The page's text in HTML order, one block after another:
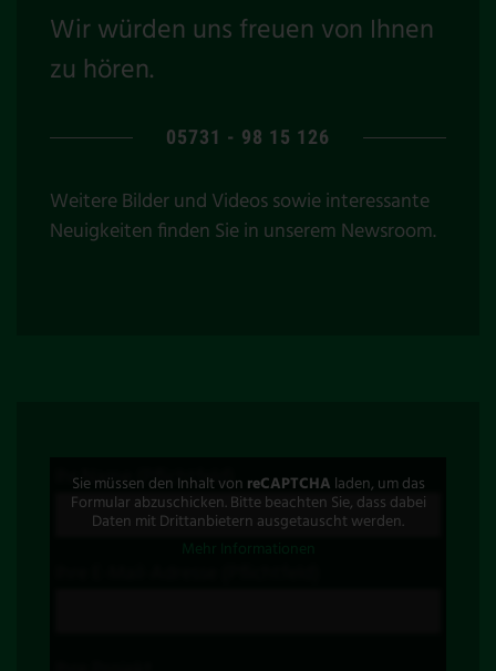
Wir würden uns freuen von Ihnen
zu hören.
05731 - 98 15 126
Weitere Bilder und Videos sowie interessante
Neuigkeiten finden Sie in unserem Newsroom.
Ihr Name (Pflichtfeld)
Sie müssen den Inhalt von reCAPTCHA laden, um das
Formular abzuschicken. Bitte beachten Sie, dass dabei
Daten mit Drittanbietern ausgetauscht werden.
Mehr Informationen